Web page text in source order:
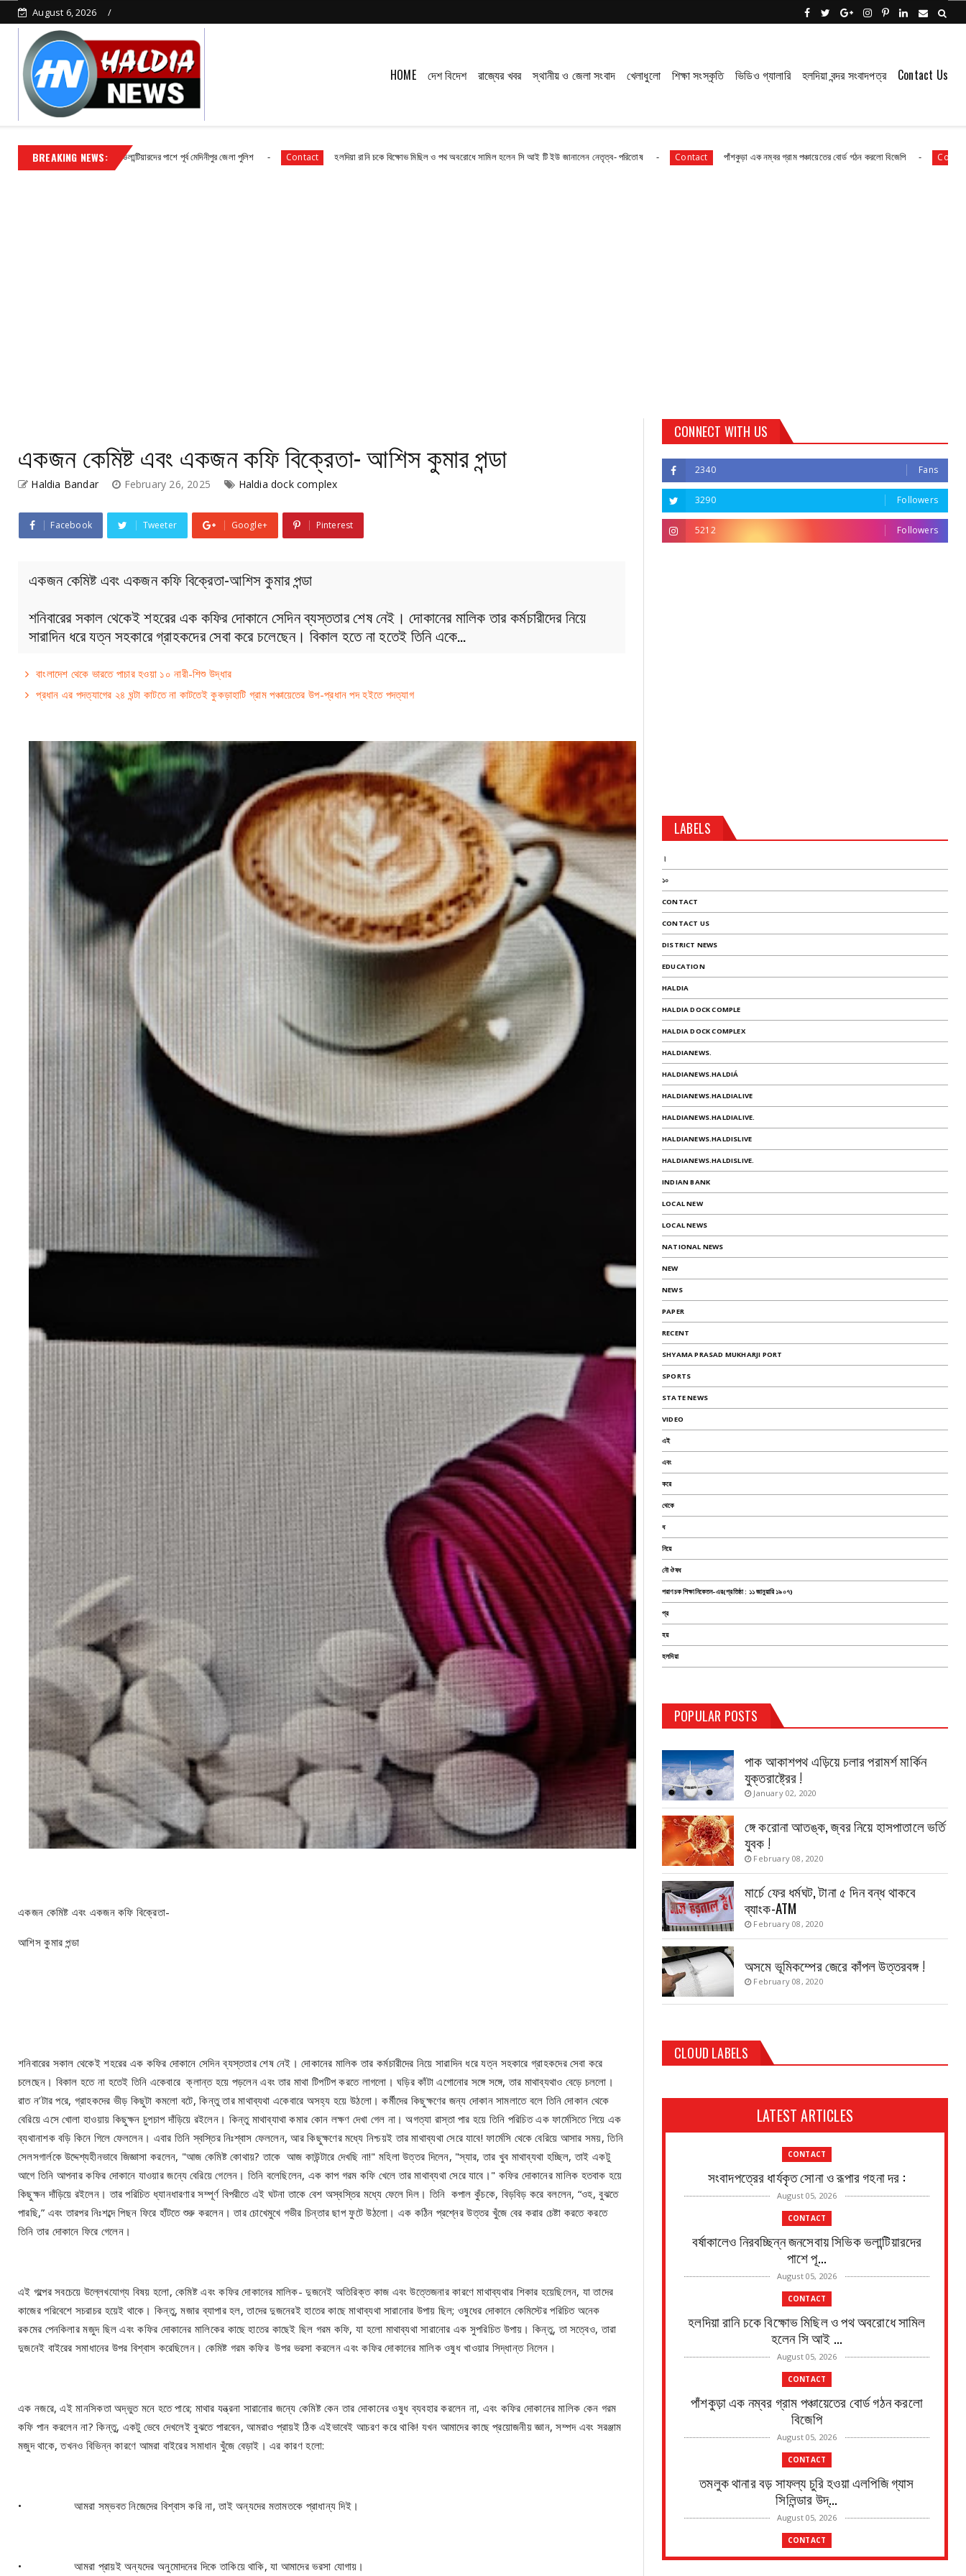
August 6, 2026
HOME দেশ বিদেশ রাজ্যের খবর স্থানীয় ও জেলা সংবাদ খেলাধুলো শিক্ষা সংস্কৃতি ভিডিও গ্যালারি হলদিয়া বন্দর সংবাদপত্র Contact Us
BREAKING NEWS:
জনসেবায় সিভিক ভলান্টিয়ারদের পাশে পূর্ব মেদিনীপুর জেলা পুলিশ Contact হলদিয়া রানি চকে বিক্ষোভ মিছিল ও পথ অবরোধে সামিল হলেন সি আই টি ইউ জানালেন নেতৃত্ব- পরিতোষ Contact পাঁশকুড়া এক নম্বর গ্রাম পঞ্চায়েতের বোর্ড গঠন করলো বিজেপি Contact তমলুক থানার
একজন কেমিষ্ট এবং একজন কফি বিক্রেতা- আশিস কুমার পন্ডা
Haldia Bandar February 26, 2025 Haldia dock complex
Facebook Tweeter Google+ Pinterest
একজন কেমিষ্ট এবং একজন কফি বিক্রেতা-আশিস কুমার পন্ডা
শনিবারের সকাল থেকেই শহরের এক কফির দোকানে সেদিন ব্যস্ততার শেষ নেই। দোকানের মালিক তার কর্মচারীদের নিয়ে
সারাদিন ধরে যত্ন সহকারে গ্রাহকদের সেবা করে চলেছেন। বিকাল হতে না হতেই তিনি একে…
বাংলাদেশ থেকে ভারতে পাচার হওয়া ১০ নারী-শিশু উদ্ধার
প্রধান এর পদত্যাগের ২৪ ঘন্টা কাটতে না কাটতেই কুকড়াহাটি গ্রাম পঞ্চায়েতের উপ-প্রধান পদ হইতে পদত্যাগ
একজন কেমিষ্ট এবং একজন কফি বিক্রেতা-
আশিস কুমার পন্ডা
শনিবারের সকাল থেকেই শহরের এক কফির দোকানে সেদিন ব্যস্ততার শেষ নেই। দোকানের মালিক তার কর্মচারীদের নিয়ে সারাদিন ধরে যত্ন সহকারে গ্রাহকদের সেবা করে
চলেছেন। বিকাল হতে না হতেই তিনি একেবারে ক্লান্ত হয়ে পড়লেন এবং তার মাথা টিপটিপ করতে লাগলো। ঘড়ির কাঁটা এগোনোর সঙ্গে সঙ্গে, তার মাথাব্যথাও বেড়ে চললো।
রাত ন’টার পরে, গ্রাহকদের ভীড় কিছুটা কমলো বটে, কিন্তু তার মাথাব্যথা একেবারে অসহ্য হয়ে উঠলো। কর্মীদের কিছুক্ষণের জন্য দোকান সামলাতে বলে তিনি দোকান থেকে
বেরিয়ে এসে খোলা হাওয়ায় কিছুক্ষন চুপচাপ দাঁড়িয়ে রইলেন। কিন্তু মাথাব্যাথা কমার কোন লক্ষণ দেখা গেল না। অগত্যা রাস্তা পার হয়ে তিনি পরিচিত এক ফার্মেসিতে গিয়ে এক
ব্যথানাশক বড়ি কিনে গিলে ফেললেন। এবার তিনি স্বস্তির নিঃশ্বাস ফেললেন, আর কিছুক্ষণের মধ্যে নিশ্চয়ই তার মাথাব্যথা সেরে যাবে! ফার্মেসি থেকে বেরিয়ে আসার সময়, তিনি
সেলসগার্লকে উদ্দেশ্যহীনভাবে জিজ্ঞাসা করলেন, "আজ কেমিষ্ট কোথায়? তাকে আজ কাউন্টারে দেখছি না!" মহিলা উত্তর দিলেন, "স্যার, তার খুব মাথাব্যথা হচ্ছিল, তাই একটু
আগে তিনি আপনার কফির দোকানে যাওয়ার জন্যে বেরিয়ে গেলেন। তিনি বলেছিলেন, এক কাপ গরম কফি খেলে তার মাথাব্যথা সেরে যাবে।" কফির দোকানের মালিক হতবাক হয়ে
কিছুক্ষন দাঁড়িয়ে রইলেন। তার পরিচিত ধ্যানধারণার সম্পূর্ণ বিপরীতে এই ঘটনা তাকে বেশ অস্বস্তির মধ্যে ফেলে দিল। তিনি কপাল কুঁচকে, বিড়বিড় করে বললেন, “ওহ, বুঝতে
পারছি,” এবং তারপর নিঃশব্দে পিছন ফিরে হাঁটতে শুরু করলেন। তার চোখেমুখে গভীর চিন্তার ছাপ ফুটে উঠলো। এক কঠিন প্রশ্নের উত্তর খুঁজে বের করার চেষ্টা করতে করতে
তিনি তার দোকানে ফিরে গেলেন।
এই গল্পের সবচেয়ে উল্লেখযোগ্য বিষয় হলো, কেমিষ্ট এবং কফির দোকানের মালিক- দুজনেই অতিরিক্ত কাজ এবং উত্তেজনার কারণে মাথাব্যথার শিকার হয়েছিলেন, যা তাদের
কাজের পরিবেশে সচরাচর হয়েই থাকে। কিন্তু, মজার ব্যাপার হল, তাদের দুজনেরই হাতের কাছে মাথাব্যথা সারানোর উপায় ছিল; ওষুধের দোকানে কেমিস্টের পরিচিত অনেক
রকমের পেনকিলার মজুদ ছিল এবং কফির দোকানের মালিকের কাছে হাতের কাছেই ছিল গরম কফি, যা হলো মাথাব্যথা সারানোর এক সুপরিচিত উপায়। কিন্তু, তা সত্বেও, তারা
দুজনেই বাইরের সমাধানের উপর বিশ্বাস করেছিলেন। কেমিষ্ট গরম কফির উপর ভরসা করলেন এবং কফির দোকানের মালিক ওষুধ খাওয়ার সিদ্ধান্ত নিলেন।
এক নজরে, এই মানসিকতা অদ্ভুত মনে হতে পারে; মাথার যন্ত্রনা সারানোর জন্যে কেমিষ্ট কেন তার দোকানের ওষুধ ব্যবহার করলেন না, এবং কফির দোকানের মালিক কেন গরম
কফি পান করলেন না? কিন্তু, একটু ভেবে দেখলেই বুঝতে পারবেন, আমরাও প্রায়ই ঠিক এইভাবেই আচরণ করে থাকি! যখন আমাদের কাছে প্রয়োজনীয় জ্ঞান, সম্পদ এবং সরঞ্জাম
মজুদ থাকে, তখনও বিভিন্ন কারণে আমরা বাইরের সমাধান খুঁজে বেড়াই। এর কারণ হলো:
• আমরা সম্ভবত নিজেদের বিশ্বাস করি না, তাই অন্যদের মতামতকে প্রাধান্য দিই।
• আমরা প্রায়ই অন্যদের অনুমোদনের দিকে তাকিয়ে থাকি, যা আমাদের ভরসা যোগায়।
CONNECT WITH US
2340 Fans
3290 Followers
5212 Followers
LABELS
।
১০
CONTACT
CONTACT US
DISTRICT NEWS
EDUCATION
HALDIA
HALDIA DOCK COMPLE
HALDIA DOCK COMPLEX
HALDIANEWS.
HALDIANEWS.HALDIÁ
HALDIANEWS.HALDIALIVE
HALDIANEWS.HALDIALIVE.
HALDIANEWS.HALDISLIVE
HALDIANEWS.HALDISLIVE.
INDIAN BANK
LOCAL NEW
LOCAL NEWS
NATIONAL NEWS
NEW
NEWS
PAPER
RECENT
SHYAMA PRASAD MUKHARJI PORT
SPORTS
STATE NEWS
VIDEO
এই
এবং
করে
থেকে
ধ
নিয়ে
নৌ ঔষধ
পরাণচক শিক্ষানিকেতন-এর(প্রতিষ্ঠা : ১১ জানুয়ারি ১৯০৭)
প্র
হয়
হলদিয়া
POPULAR POSTS
TEST PAGE
August 14, 2019
পাক আকাশপথ এড়িয়ে চলার পরামর্শ মার্কিন
যুক্তরাষ্ট্রের !
January 02, 2020
ঙ্গে করোনা আতঙ্ক, জ্বর নিয়ে হাসপাতালে ভর্তি
যুবক !
February 08, 2020
মার্চে ফের ধর্মঘট, টানা ৫ দিন বন্ধ থাকবে
ব্যাংক-ATM
February 08, 2020
অসমে ভূমিকম্পের জেরে কাঁপল উত্তরবঙ্গ !
February 08, 2020
CLOUD LABELS
LATEST ARTICLES
CONTACT
সংবাদপত্রের ধার্যকৃত সোনা ও রূপার গহনা দর :
August 05, 2026
CONTACT
বর্ষাকালেও নিরবচ্ছিন্ন জনসেবায় সিভিক ভলান্টিয়ারদের
পাশে পূ...
August 05, 2026
CONTACT
হলদিয়া রানি চকে বিক্ষোভ মিছিল ও পথ অবরোধে সামিল
হলেন সি আই ...
August 05, 2026
CONTACT
পাঁশকুড়া এক নম্বর গ্রাম পঞ্চায়েতের বোর্ড গঠন করলো
বিজেপি
August 05, 2026
CONTACT
তমলুক থানার বড় সাফল্য চুরি হওয়া এলপিজি গ্যাস
সিলিন্ডার উদ্...
August 05, 2026
CONTACT
পাইপ লাইনের গ*র্তে পড়ে শিশুর মৃ*ত্যু, ঘটনাস্থলে